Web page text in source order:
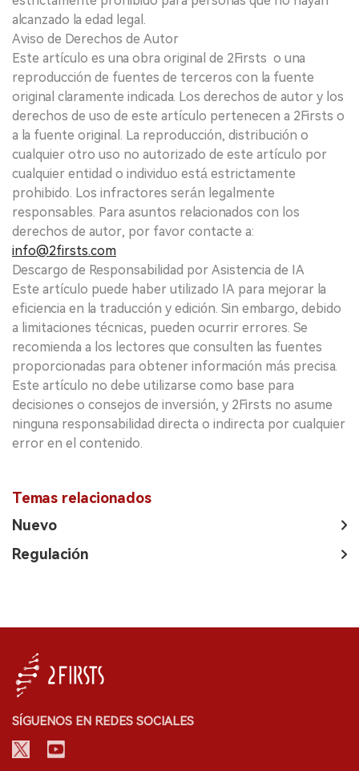
alcanzado la edad legal.
Aviso de Derechos de Autor
Este artículo es una obra original de 2Firsts o una
reproducción de fuentes de terceros con la fuente
original claramente indicada. Los derechos de autor y los
derechos de uso de este artículo pertenecen a 2Firsts o
a la fuente original. La reproducción, distribución o
cualquier otro uso no autorizado de este artículo por
cualquier entidad o individuo está estrictamente
prohibido. Los infractores serán legalmente
responsables. Para asuntos relacionados con los
derechos de autor, por favor contacte a:
info@2firsts.com
Descargo de Responsabilidad por Asistencia de IA
Este artículo puede haber utilizado IA para mejorar la
eficiencia en la traducción y edición. Sin embargo, debido
a limitaciones técnicas, pueden ocurrir errores. Se
recomienda a los lectores que consulten las fuentes
proporcionadas para obtener información más precisa.
Este artículo no debe utilizarse como base para
decisiones o consejos de inversión, y 2Firsts no asume
ninguna responsabilidad directa o indirecta por cualquier
error en el contenido.
Temas relacionados
Nuevo
Regulación
SÍGUENOS EN REDES SOCIALES